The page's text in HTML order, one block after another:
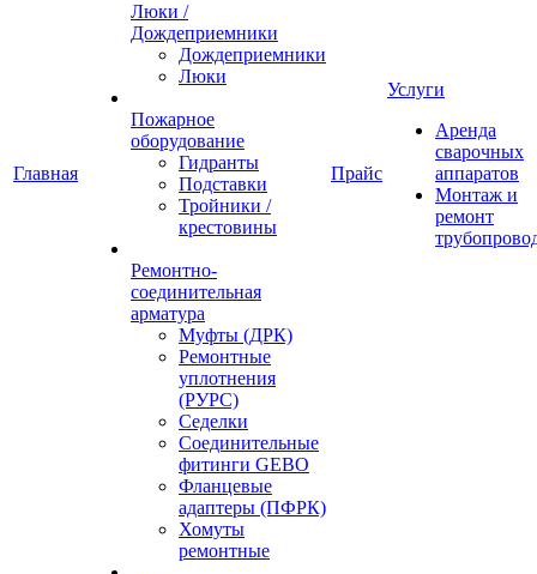
Главная
Люки /
Дождеприемники
Дождеприемники
Люки
Пожарное
оборудование
Гидранты
Подставки
Тройники /
крестовины
Ремонтно-
соединительная
арматура
Муфты (ДРК)
Ремонтные
уплотнения
(РУРС)
Седелки
Соединительные
фитинги GEBO
Фланцевые
адаптеры (ПФРК)
Хомуты
ремонтные
Прайс
Услуги
Аренда
сварочных
аппаратов
Монтаж и
ремонт